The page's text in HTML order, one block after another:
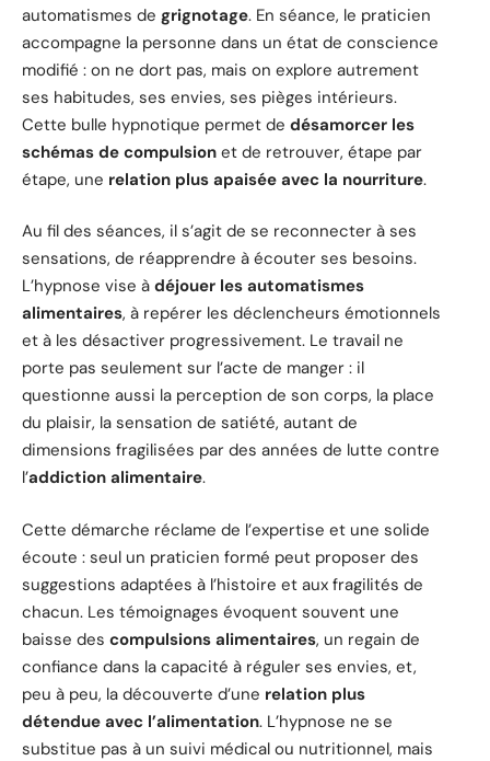
automatismes de grignotage. En séance, le praticien
accompagne la personne dans un état de conscience
modifié : on ne dort pas, mais on explore autrement
ses habitudes, ses envies, ses pièges intérieurs.
Cette bulle hypnotique permet de désamorcer les
schémas de compulsion et de retrouver, étape par
étape, une relation plus apaisée avec la nourriture.
Au fil des séances, il s’agit de se reconnecter à ses
sensations, de réapprendre à écouter ses besoins.
L’hypnose vise à déjouer les automatismes
alimentaires, à repérer les déclencheurs émotionnels
et à les désactiver progressivement. Le travail ne
porte pas seulement sur l’acte de manger : il
questionne aussi la perception de son corps, la place
du plaisir, la sensation de satiété, autant de
dimensions fragilisées par des années de lutte contre
l’addiction alimentaire.
Cette démarche réclame de l’expertise et une solide
écoute : seul un praticien formé peut proposer des
suggestions adaptées à l’histoire et aux fragilités de
chacun. Les témoignages évoquent souvent une
baisse des compulsions alimentaires, un regain de
confiance dans la capacité à réguler ses envies, et,
peu à peu, la découverte d’une relation plus
détendue avec l’alimentation. L’hypnose ne se
substitue pas à un suivi médical ou nutritionnel, mais